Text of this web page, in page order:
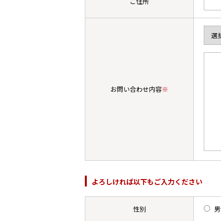
お問い合わせ内容※
よろしければ以下もご入力ください
性別